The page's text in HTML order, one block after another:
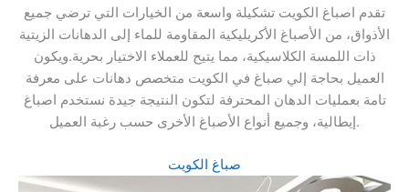
تقدم اصباغ الكويت تشكيلة واسعة من الخيارات التي ترضي جميع
الأذواق، من الأصباغ الأكريليكية المقاومة للماء إلى الدهانات الزيتية
ذات اللمسة الكلاسيكية، مما يتيح للعملاء الاختيار بحرية.ويكون
العميل بحاجة إلي صباغ في الكويت متخصص دهانات على معرفة
تامة بعمليات الدهان المحترفة لتكون النتيجة جيدة نستخدم اصباغ
إيطالية، وجميع أنواع الأصباغ الأخرى حسب رغبة العميل.
صباغ الكويت